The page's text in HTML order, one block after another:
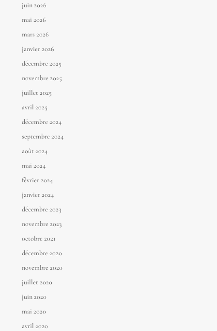
juin 2026
mai 2026
mars 2026
janvier 2026
décembre 2025
novembre 2025
juillet 2025
avril 2025
décembre 2024
septembre 2024
août 2024
mai 2024
février 2024
janvier 2024
décembre 2023
novembre 2023
octobre 2021
décembre 2020
novembre 2020
juillet 2020
juin 2020
mai 2020
avril 2020